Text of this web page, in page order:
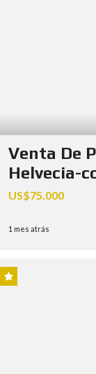
Venta De
Helvecia-
US$75.000
1 mes atrás